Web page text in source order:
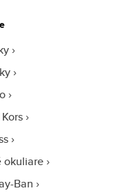
okuliare
Ban